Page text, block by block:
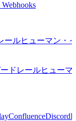
Webhooks
ールヒューマン・
ドレールヒュー
ConfluenceDiscord